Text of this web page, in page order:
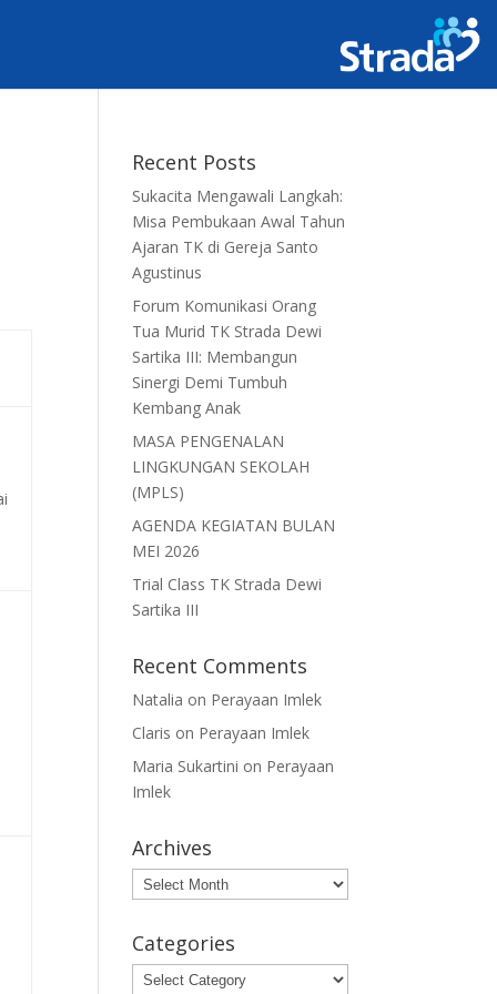
Recent Posts
Sukacita Mengawali Langkah:
Misa Pembukaan Awal Tahun
Ajaran TK di Gereja Santo
Agustinus
Forum Komunikasi Orang
Tua Murid TK Strada Dewi
Sartika III: Membangun
Sinergi Demi Tumbuh
Kembang Anak
MASA PENGENALAN
LINGKUNGAN SEKOLAH
(MPLS)
AGENDA KEGIATAN BULAN
MEI 2026
Trial Class TK Strada Dewi
Sartika III
Recent Comments
Natalia on Perayaan Imlek
Claris on Perayaan Imlek
Maria Sukartini on Perayaan
Imlek
Archives
Archives
Categories
Categories